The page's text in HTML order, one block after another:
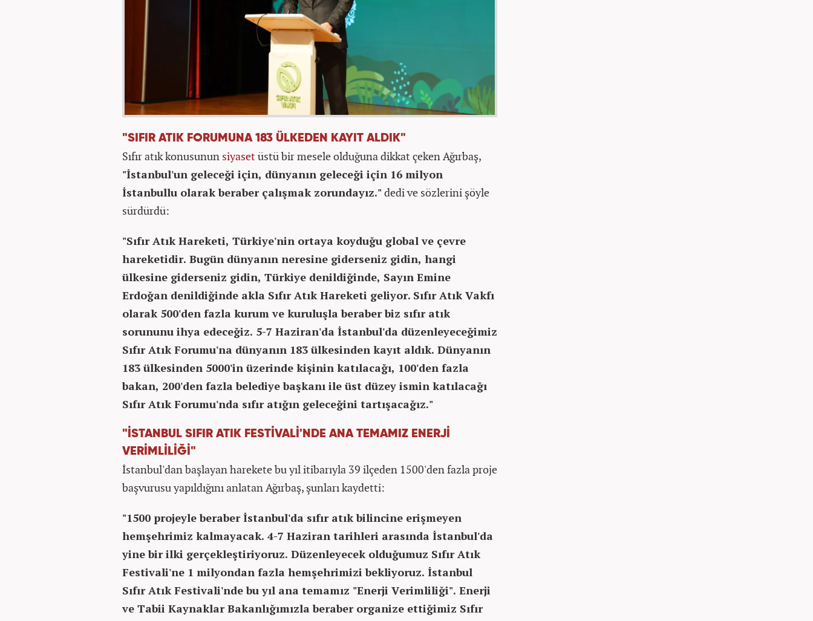
"SIFIR ATIK FORUMUNA 183 ÜLKEDEN KAYIT ALDIK"
Sıfır atık konusunun siyaset üstü bir mesele olduğuna dikkat çeken Ağırbaş,
"İstanbul'un geleceği için, dünyanın geleceği için 16 milyon
İstanbullu olarak beraber çalışmak zorundayız."dedi ve sözlerini şöyle
sürdürdü:
"Sıfır Atık Hareketi, Türkiye'nin ortaya koyduğu global ve çevre
hareketidir. Bugün dünyanın neresine giderseniz gidin, hangi
ülkesine giderseniz gidin, Türkiye denildiğinde, Sayın Emine
Erdoğan denildiğinde akla Sıfır Atık Hareketi geliyor. Sıfır Atık Vakfı
olarak 500'den fazla kurum ve kuruluşla beraber biz sıfır atık
sorununu ihya edeceğiz. 5-7 Haziran'da İstanbul'da düzenleyeceğimiz
Sıfır Atık Forumu'na dünyanın 183 ülkesinden kayıt aldık. Dünyanın
183 ülkesinden 5000'in üzerinde kişinin katılacağı, 100'den fazla
bakan, 200'den fazla belediye başkanı ile üst düzey ismin katılacağı
Sıfır Atık Forumu'nda sıfır atığın geleceğini tartışacağız."
"İSTANBUL SIFIR ATIK FESTİVALİ'NDE ANA TEMAMIZ ENERJİ
VERİMLİLİĞİ"
İstanbul'dan başlayan harekete bu yıl itibarıyla 39 ilçeden 1500'den fazla proje
başvurusu yapıldığını anlatan Ağırbaş, şunları kaydetti:
"1500 projeyle beraber İstanbul'da sıfır atık bilincine erişmeyen
hemşehrimiz kalmayacak. 4-7 Haziran tarihleri arasında İstanbul'da
yine bir ilki gerçekleştiriyoruz. Düzenleyecek olduğumuz Sıfır Atık
Festivali'ne 1 milyondan fazla hemşehrimizi bekliyoruz. İstanbul
Sıfır Atık Festivali'nde bu yıl ana temamız "Enerji Verimliliği". Enerji
ve Tabii Kaynaklar Bakanlığımızla beraber organize ettiğimiz Sıfır